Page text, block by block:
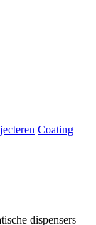
Coating
dispensers